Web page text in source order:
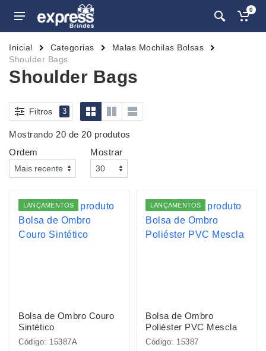
0
Inicial Categorias
Malas Mochilas Bolsas
Shoulder Bags
Shoulder Bags
Filtros 3
Mostrando 20 de 20 produtos
Ordem
Mostrar
LANÇAMENTOS
Bolsa de Ombro Couro
Sintético
Código: 15387A
LANÇAMENTOS
Bolsa de Ombro
Poliéster PVC Mescla
Código: 15387